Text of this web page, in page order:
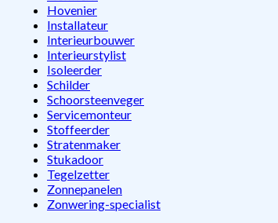
Hovenier
Installateur
Interieurbouwer
Interieurstylist
Isoleerder
Schilder
Schoorsteenveger
Servicemonteur
Stoffeerder
Stratenmaker
Stukadoor
Tegelzetter
Zonnepanelen
Zonwering-specialist